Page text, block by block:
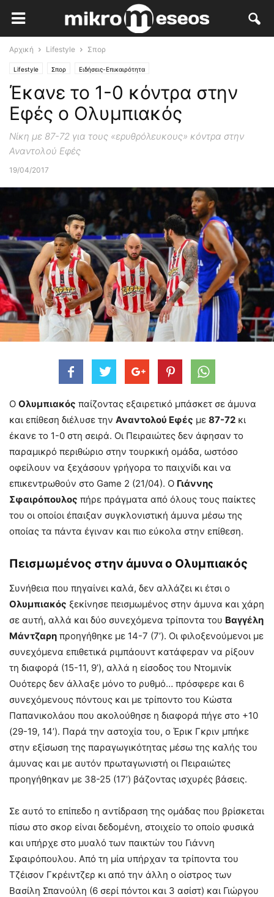
Αρχική Lifestyle Σπορ
Lifestyle Σπορ Ειδήσεις-Επικαιρότητα
Έκανε το 1-0 κόντρα στην
Εφές ο Ολυμπιακός
Νίκη με 87-72 για τους «ερυθρόλευκους» κόντρα στην
Αναντολού Εφές
19/04/2017
Ο Ολυμπιακός παίζοντας εξαιρετικό μπάσκετ σε άμυνα
και επίθεση διέλυσε την Αναντολού Εφές με 87-72 κι
έκανε το 1-0 στη σειρά. Οι Πειραιώτες δεν άφησαν το
παραμικρό περιθώριο στην τουρκική ομάδα, ωστόσο
οφείλουν να ξεχάσουν γρήγορα το παιχνίδι και να
επικεντρωθούν στο Game 2 (21/04). Ο Γιάννης
Σφαιρόπουλος πήρε πράγματα από όλους τους παίκτες
του οι οποίοι έπαιξαν συγκλονιστική άμυνα μέσω της
οποίας τα πάντα έγιναν και πιο εύκολα στην επίθεση.
Πεισμωμένος στην άμυνα ο Ολυμπιακός
Συνήθεια που πηγαίνει καλά, δεν αλλάζει κι έτσι ο
Ολυμπιακός ξεκίνησε πεισμωμένος στην άμυνα και χάρη
σε αυτή, αλλά και δύο συνεχόμενα τρίποντα του Βαγγέλη
Μάντζαρη προηγήθηκε με 14-7 (7’). Οι φιλοξενούμενοι με
συνεχόμενα επιθετικά ριμπάουντ κατάφεραν να ρίξουν
τη διαφορά (15-11, 9’), αλλά η είσοδος του Ντομινίκ
Ουότερς δεν άλλαξε μόνο το ρυθμό… πρόσφερε και 6
συνεχόμενους πόντους και με τρίποντο του Κώστα
Παπανικολάου που ακολούθησε η διαφορά πήγε στο +10
(29-19, 14’). Παρά την αστοχία του, ο Έρικ Γκριν μπήκε
στην εξίσωση της παραγωγικότητας μέσω της καλής του
άμυνας και με αυτόν πρωταγωνιστή οι Πειραιώτες
προηγήθηκαν με 38-25 (17’) βάζοντας ισχυρές βάσεις.
Σε αυτό το επίπεδο η αντίδραση της ομάδας που βρίσκεται
πίσω στο σκορ είναι δεδομένη, στοιχείο το οποίο φυσικά
και υπήρχε στο μυαλό των παικτών του Γιάννη
Σφαιρόπουλου. Από τη μία υπήρχαν τα τρίποντα του
Τζέισον Γκρέιντζερ κι από την άλλη ο οίστρος των
Βασίλη Σπανούλη (6 σερί πόντοι και 3 ασίστ) και Γιώργου